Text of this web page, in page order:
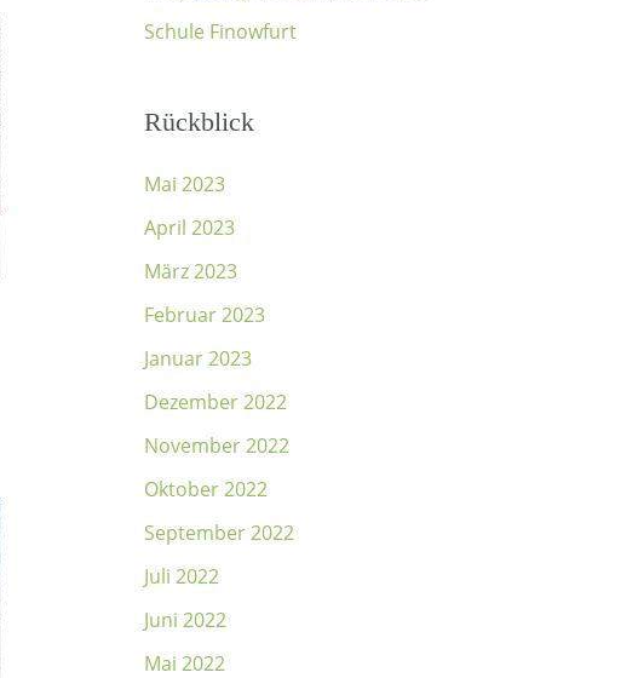
Schule Finowfurt
Rückblick
Mai 2023
April 2023
März 2023
Februar 2023
Januar 2023
Dezember 2022
November 2022
Oktober 2022
September 2022
Juli 2022
Juni 2022
Mai 2022